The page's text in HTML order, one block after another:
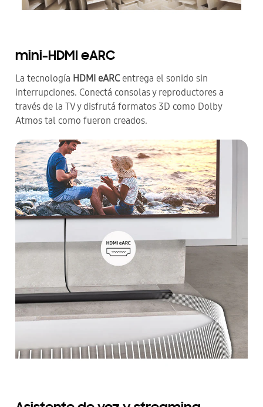
mini-HDMI eARC
La tecnología HDMI eARCentrega el sonido sin
interrupciones. Conectá consolas y reproductores a
través de la TV y disfrutá formatos 3D como Dolby
Atmos tal como fueron creados.